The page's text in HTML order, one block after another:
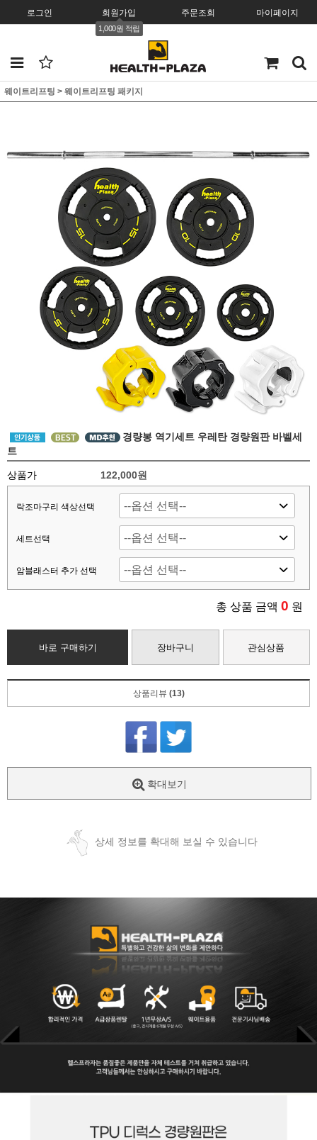
로그인 회원가입
1,000원 적립
주문조회 마이페이지
웨이트리프팅 > 웨이트리프팅 패키지
경량봉 역기세트 우레탄 경량원판 바벨세
트
상품가 122,000원
락조마구리 색상선택
세트선택
암블래스터 추가 선택
총 상품 금액 0 원
바로 구매하기 장바구니 관심상품
상품리뷰 (13)
확대보기
상세 정보를 확대해 보실 수 있습니다